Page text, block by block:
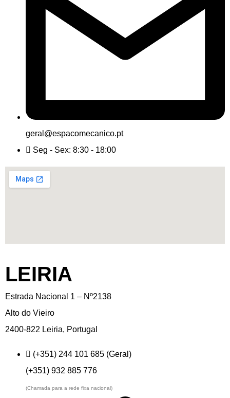
geral@espacomecanico.pt
Seg - Sex: 8:30 - 18:00
LEIRIA
Estrada Nacional 1 – Nº2138
Alto do Vieiro
2400-822 Leiria, Portugal
(+351) 244 101 685 (Geral)
(+351) 932 885 776
(Chamada para a rede fixa nacional)